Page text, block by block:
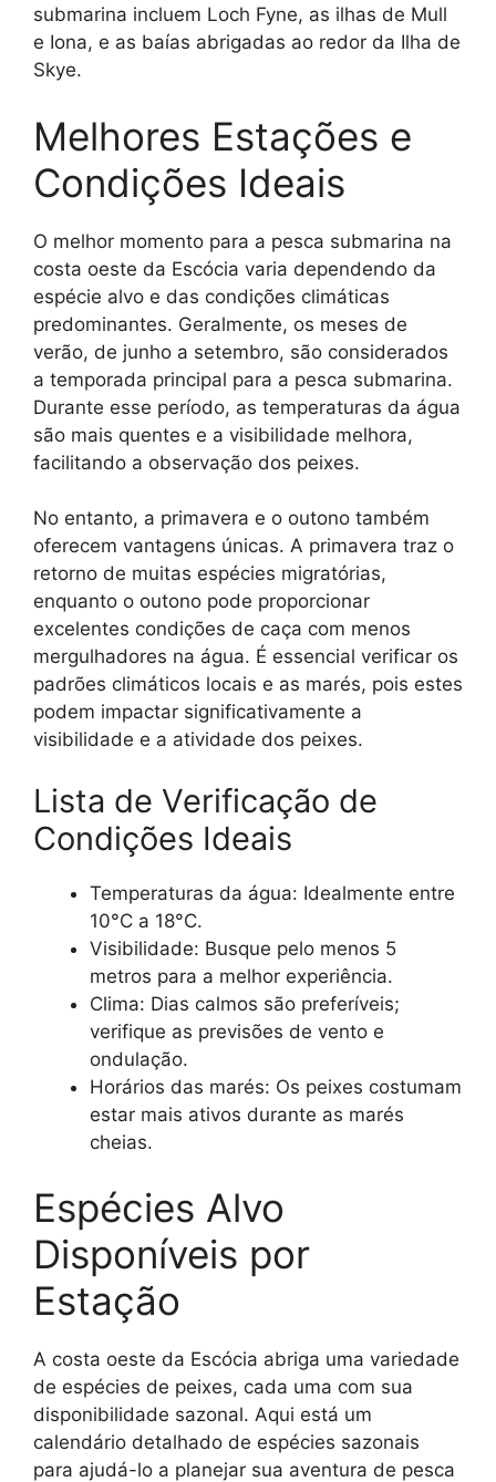
submarina incluem Loch Fyne, as ilhas de Mull
e Iona, e as baías abrigadas ao redor da Ilha de
Skye.
Melhores Estações e
Condições Ideais
O melhor momento para a pesca submarina na
costa oeste da Escócia varia dependendo da
espécie alvo e das condições climáticas
predominantes. Geralmente, os meses de
verão, de junho a setembro, são considerados
a temporada principal para a pesca submarina.
Durante esse período, as temperaturas da água
são mais quentes e a visibilidade melhora,
facilitando a observação dos peixes.
No entanto, a primavera e o outono também
oferecem vantagens únicas. A primavera traz o
retorno de muitas espécies migratórias,
enquanto o outono pode proporcionar
excelentes condições de caça com menos
mergulhadores na água. É essencial verificar os
padrões climáticos locais e as marés, pois estes
podem impactar significativamente a
visibilidade e a atividade dos peixes.
Lista de Verificação de
Condições Ideais
Temperaturas da água: Idealmente entre
10°C a 18°C.
Visibilidade: Busque pelo menos 5
metros para a melhor experiência.
Clima: Dias calmos são preferíveis;
verifique as previsões de vento e
ondulação.
Horários das marés: Os peixes costumam
estar mais ativos durante as marés
cheias.
Espécies Alvo
Disponíveis por
Estação
A costa oeste da Escócia abriga uma variedade
de espécies de peixes, cada uma com sua
disponibilidade sazonal. Aqui está um
calendário detalhado de espécies sazonais
para ajudá-lo a planejar sua aventura de pesca